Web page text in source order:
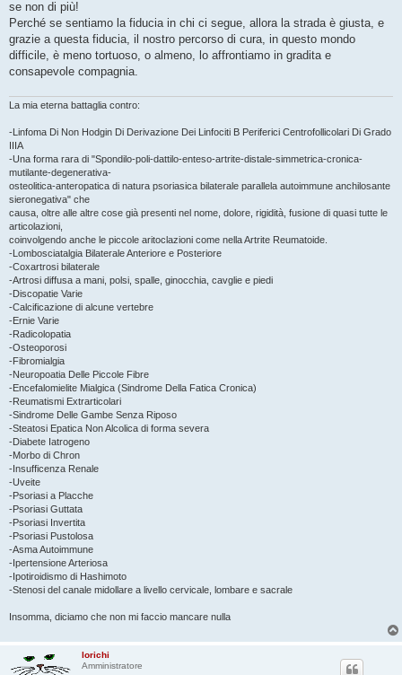
se non di più!
Perché se sentiamo la fiducia in chi ci segue, allora la strada è giusta, e
grazie a questa fiducia, il nostro percorso di cura, in questo mondo
difficile, è meno tortuoso, o almeno, lo affrontiamo in gradita e
consapevole compagnia.
La mia eterna battaglia contro:
-Linfoma Di Non Hodgin Di Derivazione Dei Linfociti B Periferici Centrofollicolari Di Grado
IIIA
-Una forma rara di "Spondilo-poli-dattilo-enteso-artrite-distale-simmetrica-cronica-
mutilante-degenerativa-
osteolitica-anteropatica di natura psoriasica bilaterale parallela autoimmune anchilosante
sieronegativa" che
causa, oltre alle altre cose già presenti nel nome, dolore, rigidità, fusione di quasi tutte le
articolazioni,
coinvolgendo anche le piccole aritoclazioni come nella Artrite Reumatoide.
-Lombosciatalgia Bilaterale Anteriore e Posteriore
-Coxartrosi bilaterale
-Artrosi diffusa a mani, polsi, spalle, ginocchia, cavglie e piedi
-Discopatie Varie
-Calcificazione di alcune vertebre
-Ernie Varie
-Radicolopatia
-Osteoporosi
-Fibromialgia
-Neuropoatia Delle Piccole Fibre
-Encefalomielite Mialgica (Sindrome Della Fatica Cronica)
-Reumatismi Extrarticolari
-Sindrome Delle Gambe Senza Riposo
-Steatosi Epatica Non Alcolica di forma severa
-Diabete Iatrogeno
-Morbo di Chron
-Insufficenza Renale
-Uveite
-Psoriasi a Placche
-Psoriasi Guttata
-Psoriasi Invertita
-Psoriasi Pustolosa
-Asma Autoimmune
-Ipertensione Arteriosa
-Ipotiroidismo di Hashimoto
-Stenosi del canale midollare a livello cervicale, lombare e sacrale
Insomma, diciamo che non mi faccio mancare nulla
lorichi
Amministratore